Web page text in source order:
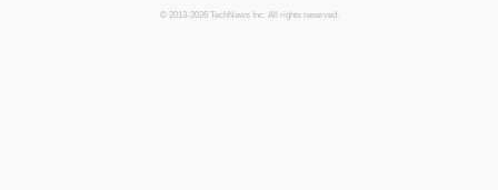
© 2013-2026 TechNews Inc. All rights reserved.